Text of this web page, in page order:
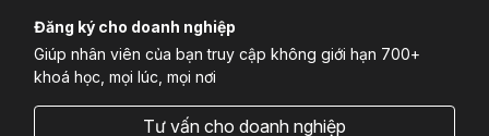
Đăng ký cho doanh nghiệp
Giúp nhân viên của bạn truy cập không giới hạn 700+
khoá học, mọi lúc, mọi nơi
Tư vấn cho doanh nghiệp